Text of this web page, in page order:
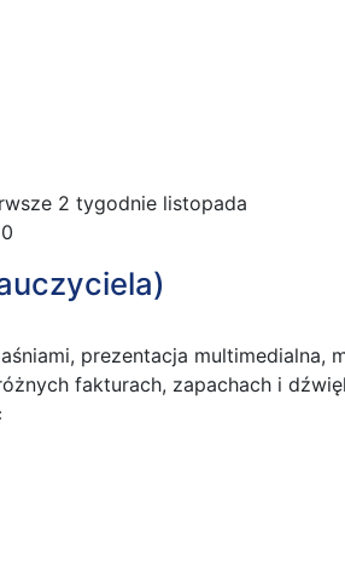
2 tygodnie listopada
prezentacja multimedialna,
fakturach, zapachach i